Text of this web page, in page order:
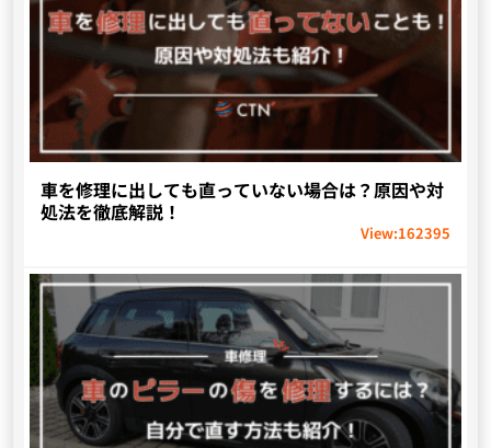
車を修理に出しても直っていない場合は？原因や対
処法を徹底解説！
View:162395